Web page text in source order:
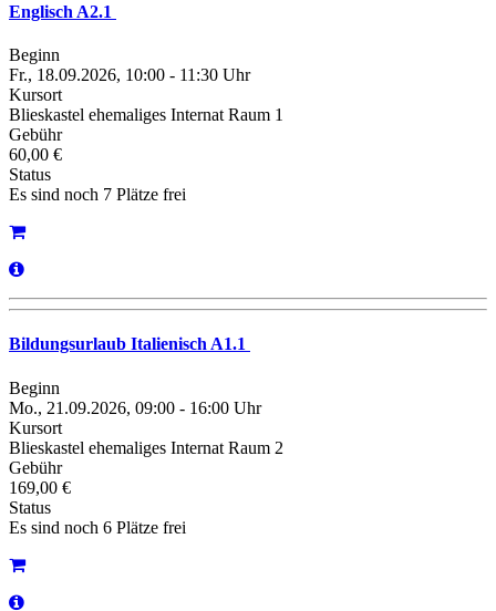
Englisch A2.1
Beginn
Fr., 18.09.2026, 10:00 - 11:30 Uhr
Kursort
Blieskastel ehemaliges Internat Raum 1
Gebühr
60,00 €
Status
Es sind noch 7 Plätze frei
Bildungsurlaub Italienisch A1.1
Beginn
Mo., 21.09.2026, 09:00 - 16:00 Uhr
Kursort
Blieskastel ehemaliges Internat Raum 2
Gebühr
169,00 €
Status
Es sind noch 6 Plätze frei